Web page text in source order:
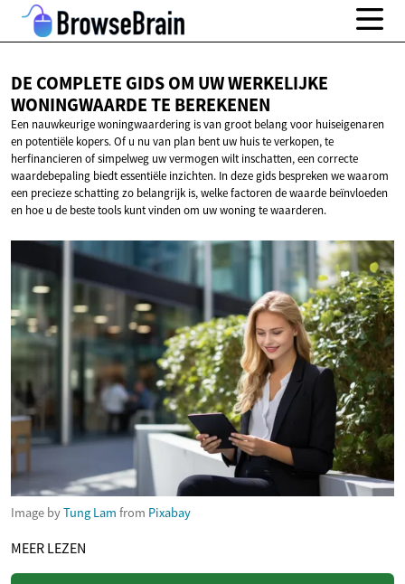
DE COMPLETE GIDS OM UW WERKELIJKE
WONINGWAARDETE BEREKENEN
Een nauwkeurige woningwaardering is van groot belang voor huiseigenaren
en potentiële kopers. Of u nu van plan bent uw huis te verkopen, te
herfinancieren of simpelweg uw vermogen wilt inschatten, een correcte
waardebepaling biedt essentiële inzichten. In deze gids bespreken we waarom
een precieze schatting zo belangrijk is, welke factoren de waarde beïnvloeden
en hoe u de beste tools kunt vinden om uw woning te waarderen.
Image byTung Lam from Pixabay
MEER LEZEN